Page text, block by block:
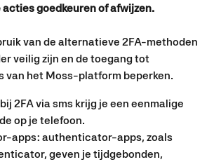
goedkeuren of afwijzen.
van de alternatieve 2FA-methoden
veilig zijn en de toegang tot
van het Moss-platform beperken.
2FA via sms krijg je een eenmalige
op je telefoon.
apps: authenticator-apps, zoals
geven je tijdgebonden,